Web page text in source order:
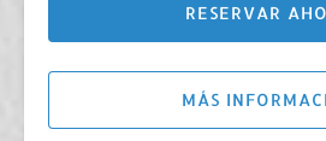
RESERVAR
MÁS